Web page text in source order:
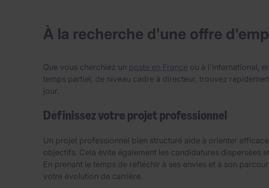
À la recherche d'une offre
Que vous cherchiez un poste en France ou à l'international,
temps partiel, de niveau cadre à directeur, trouvez
jour.
Définissez votre projet professionnel
Un projet professionnel bien structuré aide à orienter
objectifs. Cela évite également les candidatures dispersées
En prenant le temps de réfléchir à ses envies et à son
votre évolution de carrière.